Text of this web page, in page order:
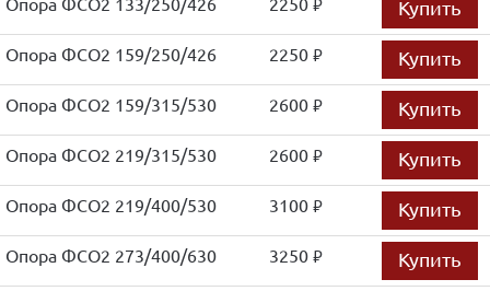
руб. Купить
Опора ФСО2 159/250/426 2250 руб. Купить
Опора ФСО2 159/315/530 2600 руб. Купить
Опора ФСО2 219/315/530 2600 руб. Купить
Опора ФСО2 219/400/530 3100 руб. Купить
Опора ФСО2 273/400/630 3250 руб. Купить